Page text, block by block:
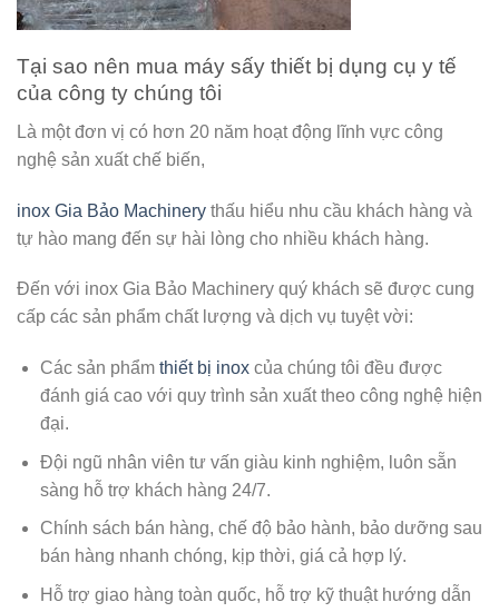
Tại sao nên mua máy sấy thiết bị dụng cụ y tế
của công ty chúng tôi
Là một đơn vị có hơn 20 năm hoạt động lĩnh vực công
nghệ sản xuất chế biến,
inox Gia Bảo Machinery thấu hiểu nhu cầu khách hàng và
tự hào mang đến sự hài lòng cho nhiều khách hàng.
Đến với inox Gia Bảo Machinery quý khách sẽ được cung
cấp các sản phẩm chất lượng và dịch vụ tuyệt vời:
Các sản phẩm thiết bị inoxcủa chúng tôi đều được
đánh giá cao với quy trình sản xuất theo công nghệ hiện
đại.
Đội ngũ nhân viên tư vấn giàu kinh nghiệm, luôn sẵn
sàng hỗ trợ khách hàng 24/7.
Chính sách bán hàng, chế độ bảo hành, bảo dưỡng sau
bán hàng nhanh chóng, kịp thời, giá cả hợp lý.
Hỗ trợ giao hàng toàn quốc, hỗ trợ kỹ thuật hướng dẫn